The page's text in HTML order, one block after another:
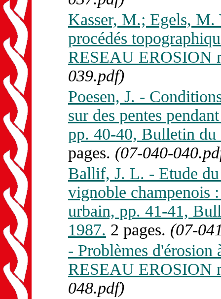
Kasser, M.; Egels, M.
procédés
RESEAU EROSION
039.pdf)
Poesen, J. -
sur des pentes
pp. 40-40, Bulletin
pages. (07-040-
Ballif, J. L. - Etude du
vignoble champenois
urbain, pp. 41-41,
1987. 2 pages. (07-
- Problèmes
RESEAU EROSION
048.pdf)